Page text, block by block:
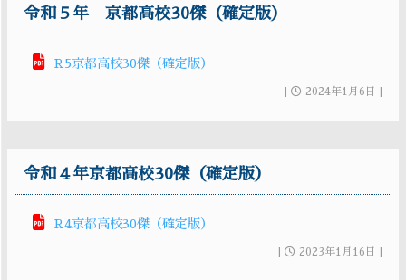
令和５年 京都高校30傑（確定版）
R5京都高校30傑（確定版）
2024年1月6日 |
令和４年京都高校30傑（確定版）
R4京都高校30傑（確定版）
2023年1月16日 |